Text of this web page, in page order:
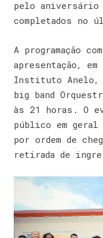
pelo
completados no
A programação
apresentação,
Instituto Anelo,
big band
às 21 horas. O
público em
por ordem de
retirada de